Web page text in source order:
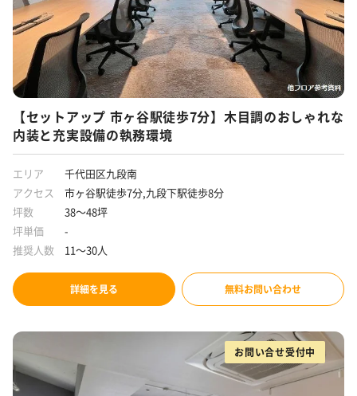
【セットアップ 市ヶ谷駅徒歩7分】木目調のおしゃれな
内装と充実設備の執務環境
エリア
千代田区九段南
アクセス
市ヶ谷駅徒歩7分,九段下駅徒歩8分
坪数
38～48坪
坪単価
-
推奨人数
11～30人
詳細を見る 無料お問い合わせ
お問い合せ受付中